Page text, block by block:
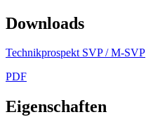
Downloads
Technikprospekt SVP / M-SVP
PDF
Eigenschaften